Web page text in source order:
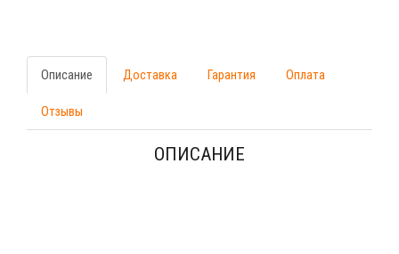
Описание Доставка Гарантия Оплата
Отзывы
ОПИСАНИЕ